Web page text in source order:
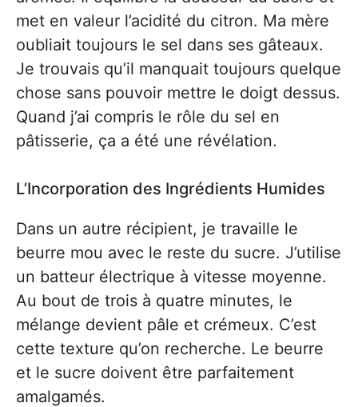
met en valeur l’acidité du citron. Ma mère
oubliait toujours le sel dans ses gâteaux.
Je trouvais qu’il manquait toujours quelque
chose sans pouvoir mettre le doigt dessus.
Quand j’ai compris le rôle du sel en
pâtisserie, ça a été une révélation.
L’Incorporation des Ingrédients Humides
Dans un autre récipient, je travaille le
beurre mou avec le reste du sucre. J’utilise
un batteur électrique à vitesse moyenne.
Au bout de trois à quatre minutes, le
mélange devient pâle et crémeux. C’est
cette texture qu’on recherche. Le beurre
et le sucre doivent être parfaitement
amalgamés.